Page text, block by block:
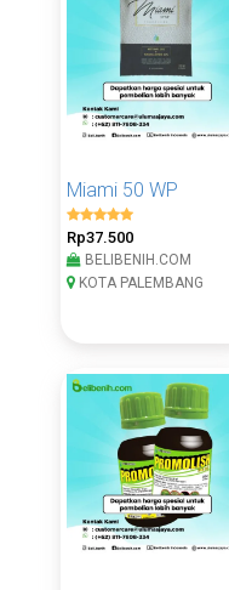
Miami 50 WP
Rp37.500
BELIBENIH.COM
KOTA PALEMBANG